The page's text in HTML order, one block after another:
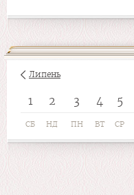
Липень
1 2 3 4 5
СБ НД ПН ВТ СР